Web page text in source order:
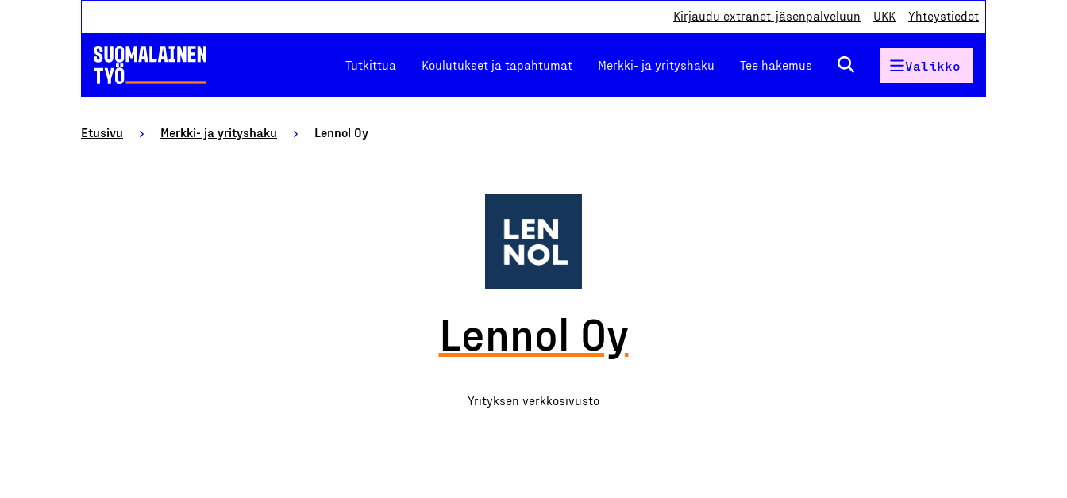
Kirjaudu extranet-jäsenpalveluun UKK Yhteystiedot
Tutkittua Koulutukset ja tapahtumat Merkki- ja yrityshaku Tee hakemus Valikko
Etusivu Merkki- ja yrityshaku Lennol Oy
Lennol Oy
Yrityksen verkkosivusto